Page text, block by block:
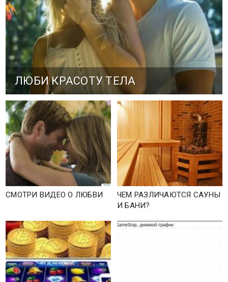
ЛЮБИ КРАСОТУ ТЕЛА
СМОТРИ ВИДЕО О ЛЮБВИ
ЧЕМ РАЗЛИЧАЮТСЯ САУНЫ
И БАНИ?